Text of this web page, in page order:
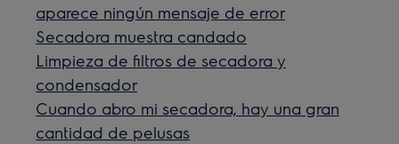
aparece ningún mensaje de error
Secadora muestra candado
Limpieza de filtros de secadora y
condensador
Cuando abro mi secadora, hay una gran
cantidad de pelusas